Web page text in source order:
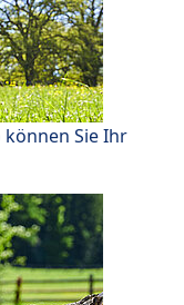
können Sie Ihr